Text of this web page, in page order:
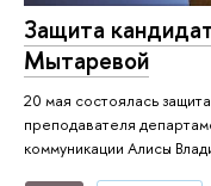
Защита
Мытаревой
20 мая состоялась
преподавателя
коммуникации Алисы